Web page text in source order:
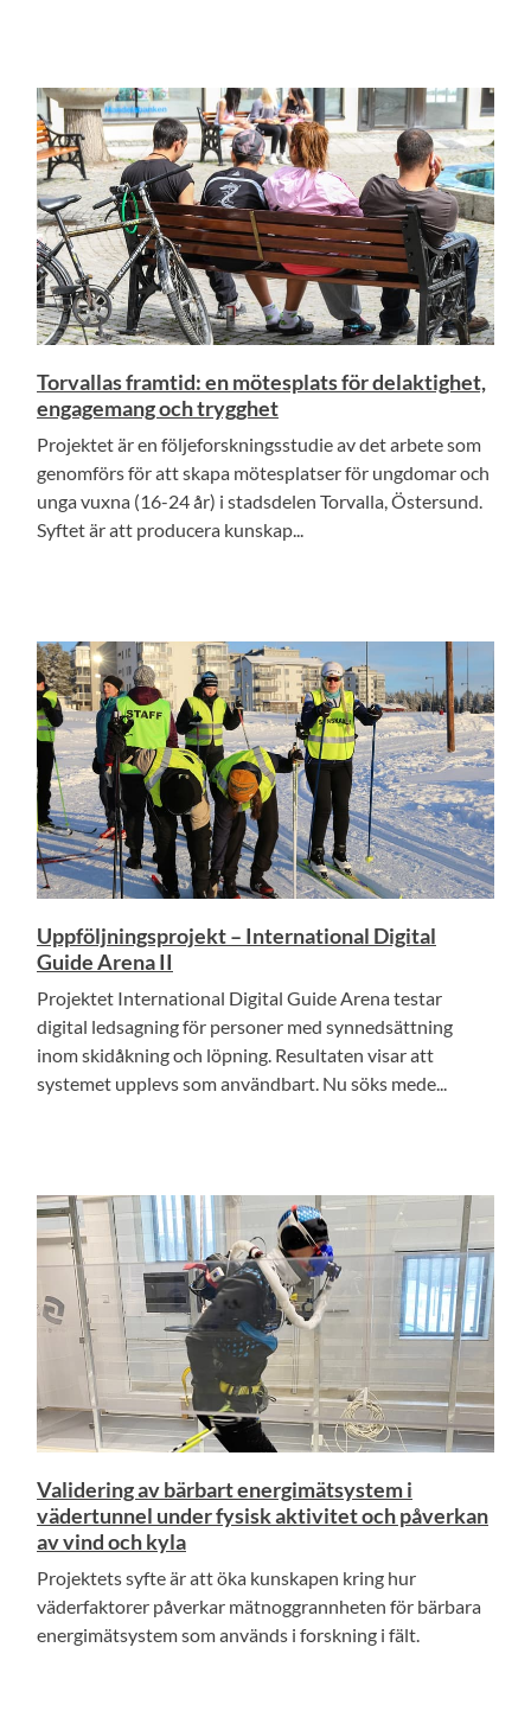
Torvallas framtid: en mötesplats för delaktighet,
engagemang och trygghet
Projektet är en följeforskningsstudie av det arbete som
genomförs för att skapa mötesplatser för ungdomar och
unga vuxna (16-24 år) i stadsdelen Torvalla, Östersund.
Syftet är att producera kunskap...
Uppföljningsprojekt – International Digital
Guide Arena II
Projektet International Digital Guide Arena testar
digital ledsagning för personer med synnedsättning
inom skidåkning och löpning. Resultaten visar att
systemet upplevs som användbart. Nu söks mede...
Validering av bärbart energimätsystem i
vädertunnel under fysisk aktivitet och påverkan
av vind och kyla
Projektets syfte är att öka kunskapen kring hur
väderfaktorer påverkar mätnoggrannheten för bärbara
energimätsystem som används i forskning i fält.